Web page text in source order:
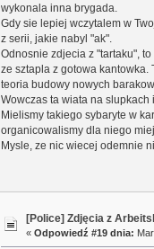
wykonala inna brygada.
Gdy sie lepiej wczytalem w
z serii, jakie nabyl "ak".
Odnosnie zdjecia z "tartaku",
ze sztapla z gotowa kantowka.
teoria budowy nowych
Wowczas ta wiata na
Mielismy takiego sybaryte w
organicowalismy dla niego
Mysle, ze nic wiecej odemnie
[Police] Zdjęcia z
«Odpowiedź #19 dnia: